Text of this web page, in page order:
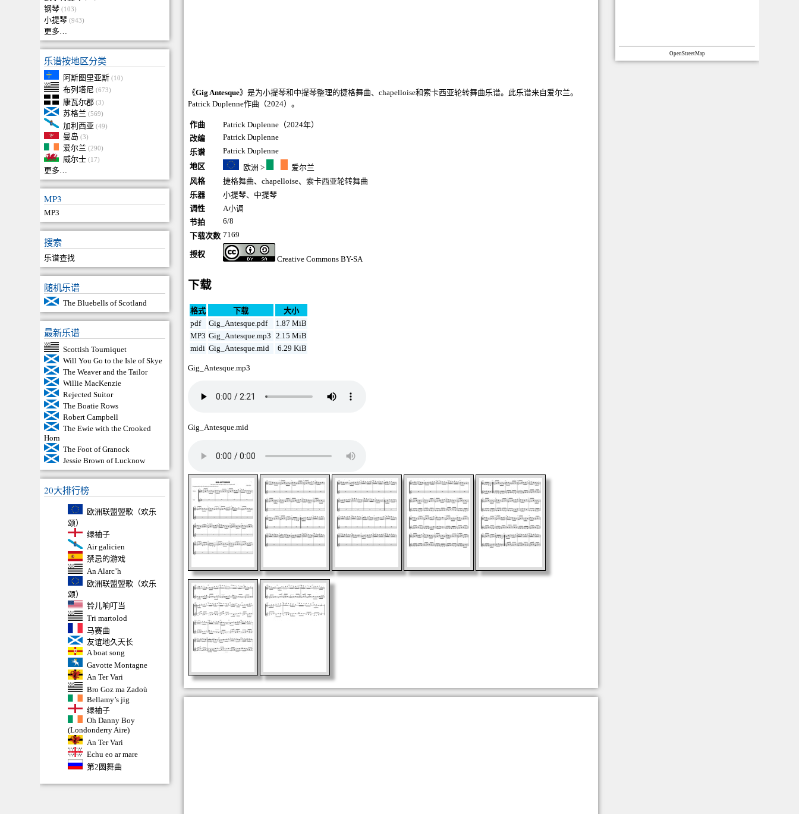
钢琴 (103)
小提琴 (943)
更多…
乐谱按地区分类
阿斯图里亚斯 (10)
布列塔尼 (673)
康瓦尔郡 (3)
苏格兰 (569)
加利西亚 (49)
曼岛 (3)
爱尔兰 (290)
威尔士 (17)
更多…
MP3
MP3
搜索
乐谱查找
随机乐谱
The Bluebells of Scotland
最新乐谱
Scottish Tourniquet
Will You Go to the Isle of Skye
The Weaver and the Tailor
Willie MacKenzie
Rejected Suitor
The Boatie Rows
Robert Campbell
The Ewie with the Crooked
Horn
The Foot of Granock
Jessie Brown of Lucknow
20大排行榜
欧洲联盟盟歌（欢乐
颂）
绿袖子
Air galicien
禁忌的游戏
An Alarc’h
欧洲联盟盟歌（欢乐
颂）
铃儿响叮当
Tri martolod
马赛曲
友谊地久天长
A boat song
Gavotte Montagne
An Ter Vari
Bro Goz ma Zadoù
Bellamy’s jig
绿袖子
Oh Danny Boy
(Londonderry Aire)
An Ter Vari
Echu eo ar mare
第2圆舞曲
《Gig Antesque》是为小提琴和中提琴整理的捷格舞曲、chapelloise和索卡西亚轮转舞曲乐谱。此乐谱来自爱尔兰。
Patrick Duplenne作曲（2024）。
作曲
Patrick Duplenne（2024年）
改编
Patrick Duplenne
乐谱
Patrick Duplenne
地区
欧洲 >
爱尔兰
风格
捷格舞曲、chapelloise、索卡西亚轮转舞曲
乐器
小提琴、 中提琴
调性
A小调
节拍
6/8
下载次数 7169
授权
Creative Commons BY-SA
下载
格式 下载
大小
pdf
Gig_Antesque.pdf
1.87 MiB
MP3 Gig_Antesque.mp3
2.15 MiB
midi Gig_Antesque.mid 6.29 KiB
Gig_Antesque.mp3
Gig_Antesque.mid
OpenStreetMap